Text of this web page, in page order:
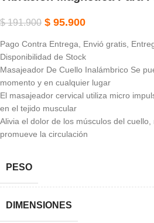
$191.900 $ 95.900
Pago Contra Entrega, Envió gratis,
Disponibilidad de Stock
Masajeador De Cuello Inalámbrico Se
momento y en cualquier lugar
El masajeador cervical utiliza micro
en el tejido muscular
Alivia el dolor de los músculos del
promueve la circulación
PESO
DIMENSIONES